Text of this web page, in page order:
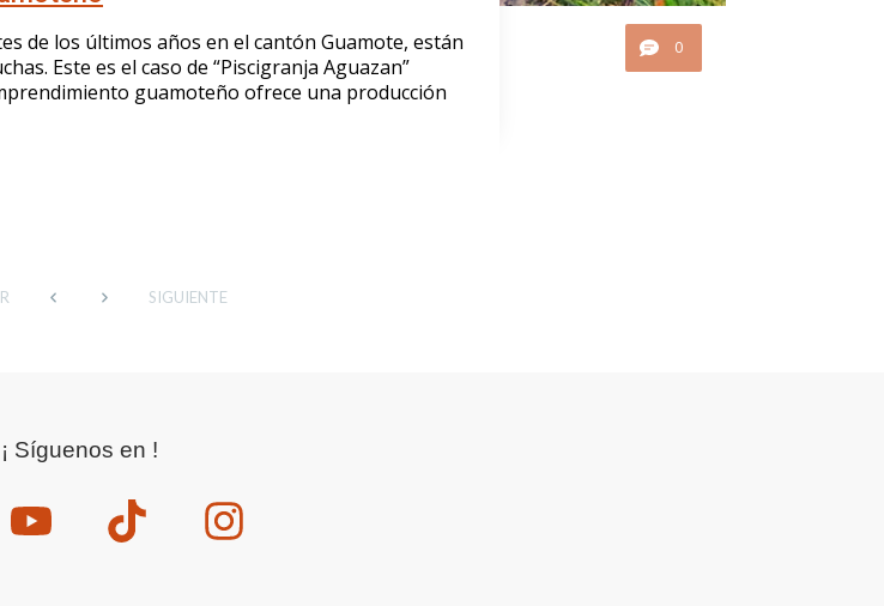
de los últimos años en el cantón Guamote, están
Este es el caso de “Piscigranja Aguazan”
guamoteño ofrece una producción
0
SIGUIENTE
¡ Síguenos en !